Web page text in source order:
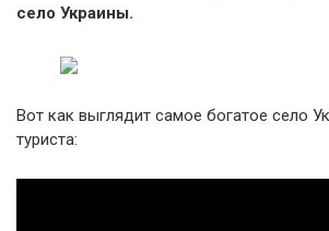
село Украины.
Вот как выглядит самое богатое село
туриста: